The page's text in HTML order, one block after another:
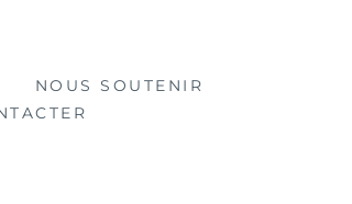
NOUS SOUTENIR